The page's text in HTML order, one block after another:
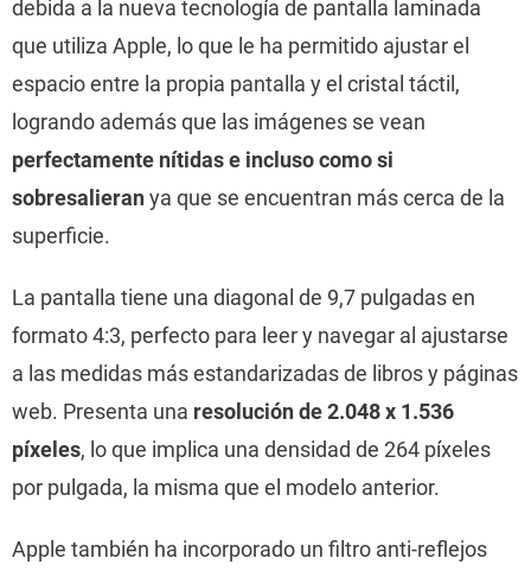
debida a la nueva tecnología de pantalla laminada
que utiliza Apple, lo que le ha permitido ajustar el
espacio entre la propia pantalla y el cristal táctil,
logrando además que las imágenes se vean
perfectamente nítidas e incluso como si
sobresalieranya que se encuentran más cerca de la
superficie.
La pantalla tiene una diagonal de 9,7 pulgadas en
formato 4:3, perfecto para leer y navegar al ajustarse
a las medidas más estandarizadas de libros y páginas
web. Presenta una resolución de 2.048 x 1.536
píxeles, lo que implica una densidad de 264 píxeles
por pulgada, la misma que el modelo anterior.
Apple también ha incorporado un filtro anti-reflejos